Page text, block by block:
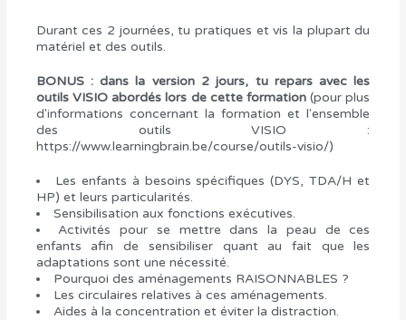
Durant ces 2 journées, tu pratiques et vis la plupart du
matériel et des outils.
BONUS : dans la version 2 jours, tu repars avec les
outils VISIO abordés lors de cette formation(pour plus
d'informations concernant la formation et l'ensemble
des outils VISIO :
https://www.learningbrain.be/course/outils-visio/)
Les enfants à besoins spécifiques (DYS, TDA/H et
HP) et leurs particularités.
Sensibilisation aux fonctions exécutives.
Activités pour se mettre dans la peau de ces
enfants afin de sensibiliser quant au fait que les
adaptations sont une nécessité.
Pourquoi des aménagements RAISONNABLES ?
Les circulaires relatives à ces aménagements.
Aides à la concentration et éviter la distraction.